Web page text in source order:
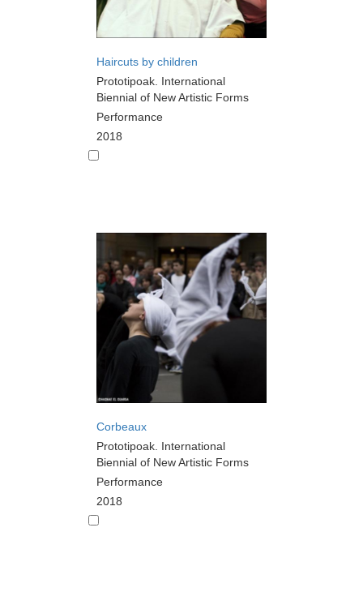
Haircuts by children
Prototipoak. International
Biennial of New Artistic Forms
Performance
2018
Corbeaux
Prototipoak. International
Biennial of New Artistic Forms
Performance
2018